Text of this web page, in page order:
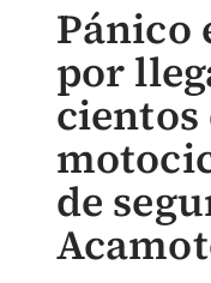
Pánico
por
cientos
de